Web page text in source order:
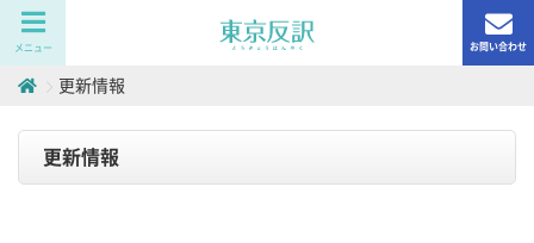
メニュー お問い合わせ
更新情報
更新情報